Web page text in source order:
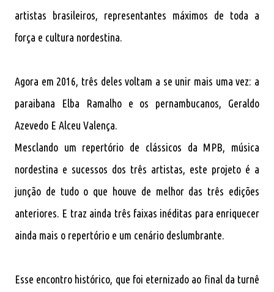
artistas brasileiros, representantes máximos de toda a
força e cultura nordestina.
Agora em 2016, três deles voltam a se unir mais uma vez: a
paraibana Elba Ramalho e os pernambucanos, Geraldo
Azevedo E Alceu Valença.
Mesclando um repertório de clássicos da MPB, música
nordestina e sucessos dos três artistas, este projeto é a
junção de tudo o que houve de melhor das três edições
anteriores. E traz ainda três faixas inéditas para enriquecer
ainda mais o repertório e um cenário deslumbrante.
Esse encontro histórico, que foi eternizado ao final da turnê